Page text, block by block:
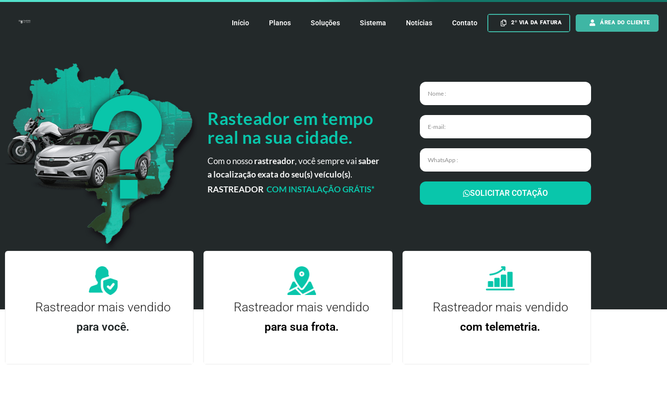
Início Planos Soluções Sistema Notícias Contato 2º VIA DA FATURA ÁREA DO CLIENTE
Rasteador em tempo
real na sua cidade.
Com o nossorastreador, você sempre vaisaber
a localização exata do seu(s) veículo(s).
RASTREADOR COM INSTALAÇÃO GRÁTIS* SOLICITAR COTAÇÃO
Rastreador mais vendido
para você.
Rastreador mais vendido
para sua frota.
Rastreador mais vendido
com telemetria.